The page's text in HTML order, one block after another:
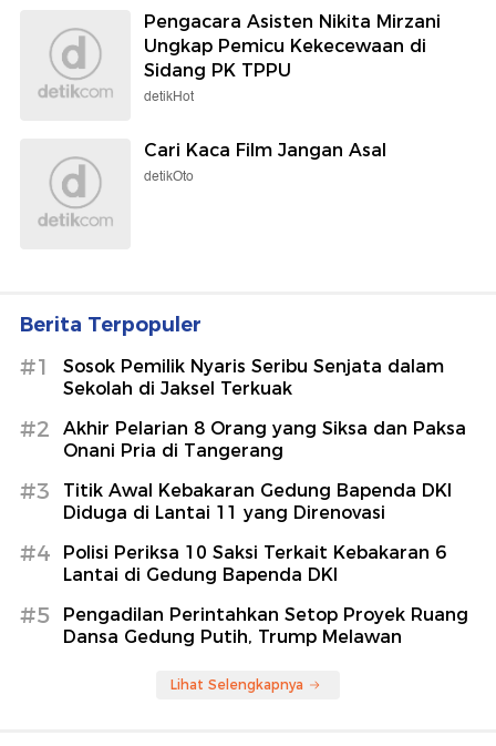
Pengacara Asisten Nikita Mirzani
Ungkap Pemicu Kekecewaan di
Sidang PK TPPU
detikHot
Cari Kaca Film Jangan Asal
detikOto
Berita Terpopuler
#1
Sosok Pemilik Nyaris Seribu Senjata dalam
Sekolah di Jaksel Terkuak
#2
Akhir Pelarian 8 Orang yang Siksa dan Paksa
Onani Pria di Tangerang
#3
Titik Awal Kebakaran Gedung Bapenda DKI
Diduga di Lantai 11 yang Direnovasi
#4
Polisi Periksa 10 Saksi Terkait Kebakaran 6
Lantai di Gedung Bapenda DKI
#5
Pengadilan Perintahkan Setop Proyek Ruang
Dansa Gedung Putih, Trump Melawan
Lihat Selengkapnya